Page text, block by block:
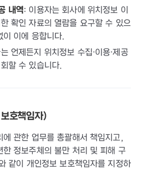
내역: 이용자는 회사에 위치정보 이
확인 자료의 열람을 요구할 수 있으
이 이에 응합니다.
언제든지 위치정보 수집·이용·제공
할 수 있습니다.
호책임자)
에 관한 업무를 총괄해서 책임지고,
한 정보주체의 불만 처리 및 피해 구
같이 개인정보 보호책임자를 지정하